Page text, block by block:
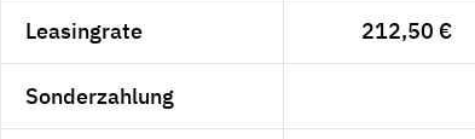
Leasingrate 212,50 €
Sonderzahlung